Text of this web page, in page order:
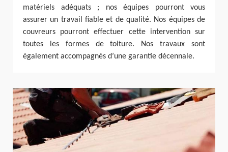
matériels adéquats ; nos équipes pourront vous
assurer un travail fiable et de qualité. Nos équipes de
couvreurs pourront effectuer cette intervention sur
toutes les formes de toiture. Nos travaux sont
également accompagnés d’une garantie décennale.